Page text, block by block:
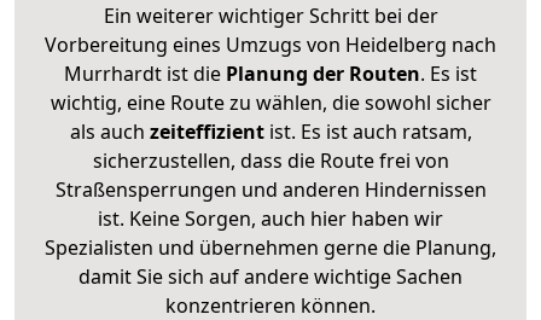
Ein weiterer wichtiger Schritt bei der
Vorbereitung eines Umzugs von Heidelberg nach
Murrhardt ist die Planung der Routen. Es ist
wichtig, eine Route zu wählen, die sowohl sicher
als auch zeiteffizientist. Es ist auch ratsam,
sicherzustellen, dass die Route frei von
Straßensperrungen und anderen Hindernissen
ist. Keine Sorgen, auch hier haben wir
Spezialisten und übernehmen gerne die Planung,
damit Sie sich auf andere wichtige Sachen
konzentrieren können.